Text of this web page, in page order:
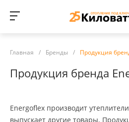
Главная / Бренды / Продукция
Продукция бренда
Energoflex производит
выпускает другие товары.